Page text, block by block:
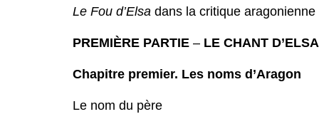
Le Fou d’Elsa dans la critique aragonienne
PREMIÈRE PARTIE – LE CHANT D’ELSA
Chapitre premier. Les noms d’Aragon
Le nom du père